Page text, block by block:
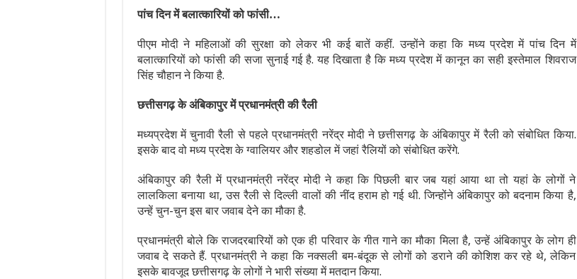
पांच दिन में बलात्कारियों को फांसी…
पीएम मोदी ने महिलाओं की सुरक्षा को लेकर भी कई बातें कहीं. उन्होंने कहा कि मध्य प्रदेश में पांच दिन में
बलात्कारियों को फांसी की सजा सुनाई गई है. यह दिखाता है कि मध्य प्रदेश में कानून का सही इस्तेमाल शिवराज
सिंह चौहान ने किया है.
छत्तीसगढ़ के अंबिकापुर में प्रधानमंत्री की रैली
मध्यप्रदेश में चुनावी रैली से पहले प्रधानमंत्री नरेंद्र मोदी ने छत्तीसगढ़ के अंबिकापुर में रैली को संबोधित किया.
इसके बाद वो मध्य प्रदेश के ग्वालियर और शहडोल में जहां रैलियों को संबोधित करेंगे.
अंबिकापुर की रैली में प्रधानमंत्री नरेंद्र मोदी ने कहा कि पिछली बार जब यहां आया था तो यहां के लोगों ने
लालकिला बनाया था, उस रैली से दिल्ली वालों की नींद हराम हो गई थी. जिन्होंने अंबिकापुर को बदनाम किया है,
उन्हें चुन-चुन इस बार जवाब देने का मौका है.
प्रधानमंत्री बोले कि राजदरबारियों को एक ही परिवार के गीत गाने का मौका मिला है, उन्हें अंबिकापुर के लोग ही
जवाब दे सकते हैं. प्रधानमंत्री ने कहा कि नक्सली बम-बंदूक से लोगों को डराने की कोशिश कर रहे थे, लेकिन
इसके बावजूद छत्तीसगढ़ के लोगों ने भारी संख्या में मतदान किया.